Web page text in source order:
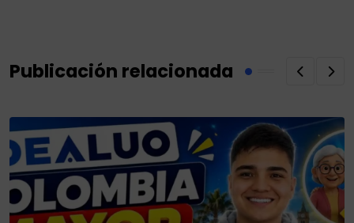
Publicación relacionada